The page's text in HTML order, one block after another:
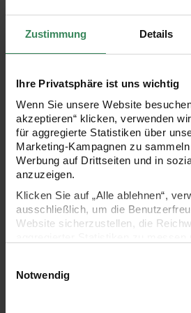
Zustimmung Details
Ihre Privatsphäre ist uns wichtig
Wenn Sie unsere Website
akzeptieren“ klicken, verwenden
für aggregierte Statistiken über
Marketing-Kampagnen zu
Werbung auf Drittseiten und in
anzuzeigen.
Klicken Sie auf „Alle ablehnen“,
ausschließlich, um die
Website sicherzustellen, die
Ihre Einwilligung ist freiwillig und
Link „Cookie-Einstellungen“ im
Notwendig
4,49 €
0,01 kg (374,17 € / 1 kg)
7,99 €
Hersteller:
Rico Design
Füllmaterial für Resin
4,5g
Rico
12x4g